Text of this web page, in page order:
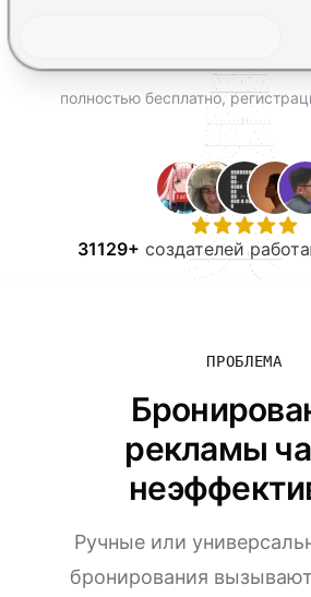
полностью бесплатно,
31129+ создателей
ПРОБЛЕМА
рекламы
Ручные или
бронирования